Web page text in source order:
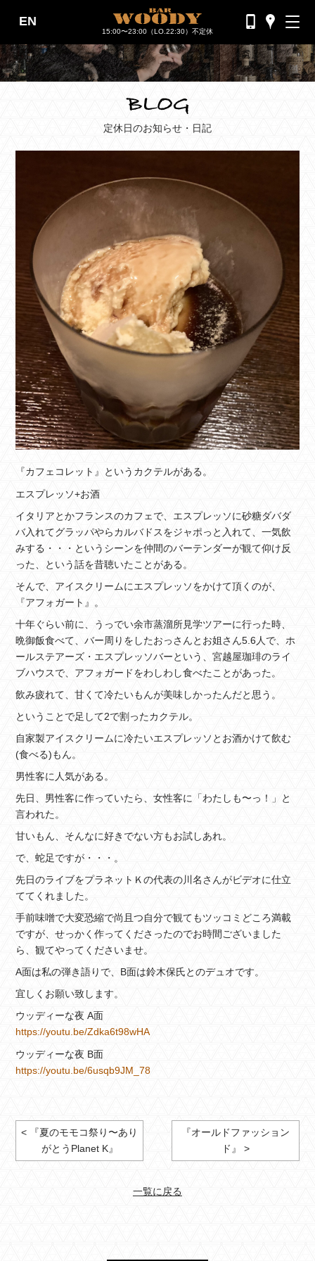
バーウッディTOP
バー ウッディについて
メニュー＆料金
おすすめカクテル
フォトギャラリー
ブログ
過去のブログ
EN
15:00〜23:00（LO.22:30）不定休
定休日のお知らせ・日記
『カフェコレット』というカクテルがある。
エスプレッソ+お酒
イタリアとかフランスのカフェで、エスプレッソに砂糖ダバダ
バ入れてグラッパやらカルバドスをジャポっと入れて、一気飲
みする・・・というシーンを仲間のバーテンダーが観て仰け反
った、という話を昔聴いたことがある。
そんで、アイスクリームにエスプレッソをかけて頂くのが、
『アフォガート』。
十年ぐらい前に、うっでい余市蒸溜所見学ツアーに行った時、
晩御飯食べて、バー周りをしたおっさんとお姐さん5.6人で、ホ
ールステアーズ・エスプレッソバーという、宮越屋珈琲のライ
ブハウスで、アフォガードをわしわし食べたことがあった。
飲み疲れて、甘くて冷たいもんが美味しかったんだと思う。
ということで足して2で割ったカクテル。
自家製アイスクリームに冷たいエスプレッソとお酒かけて飲む
(食べる)もん。
男性客に人気がある。
先日、男性客に作っていたら、女性客に「わたしも〜っ！」と
言われた。
甘いもん、そんなに好きでない方もお試しあれ。
で、蛇足ですが・・・。
先日のライブをプラネットＫの代表の川名さんがビデオに仕立
ててくれました。
手前味噌で大変恐縮で尚且つ自分で観てもツッコミどころ満載
ですが、せっかく作ってくださったのでお時間ございました
ら、観てやってくださいませ。
A面は私の弾き語りで、B面は鈴木保氏とのデュオです。
宜しくお願い致します。
ウッディーな夜 A面
https://youtu.be/Zdka6t98wHA
ウッディーな夜 B面
https://youtu.be/6usqb9JM_78
< 『夏のモモコ祭り〜あり
がとうPlanet K』
『オールドファッション
ド』 >
一覧に戻る